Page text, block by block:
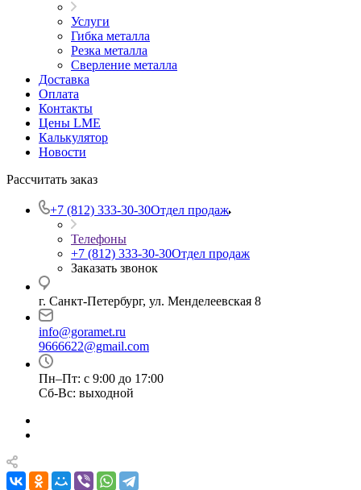
Услуги
Гибка металла
Резка металла
Сверление металла
Доставка
Оплата
Контакты
Цены LME
Калькулятор
Новости
Рассчитать заказ
+7 (812) 333-30-30Отдел продаж
Телефоны
+7 (812) 333-30-30Отдел продаж
Заказать звонок
г. Санкт-Петербург, ул. Менделеевская 8
info@goramet.ru
9666622@gmail.com
Пн–Пт: с 9:00 до 17:00
Сб-Вс: выходной